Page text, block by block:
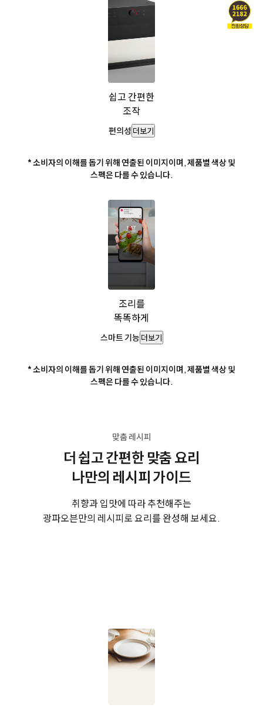
쉽고 간편한
조작
편의성 더보기
* 소비자의 이해를 돕기 위해 연출된 이미지이며, 제품별 색상 및
스펙은 다를 수 있습니다.
조리를
똑똑하게
스마트 기능 더보기
* 소비자의 이해를 돕기 위해 연출된 이미지이며, 제품별 색상 및
스펙은 다를 수 있습니다.
맞춤 레시피
더 쉽고 간편한 맞춤 요리
나만의 레시피 가이드
취향과 입맛에 따라 추천해주는
광파오븐만의 레시피로 요리를 완성해 보세요.